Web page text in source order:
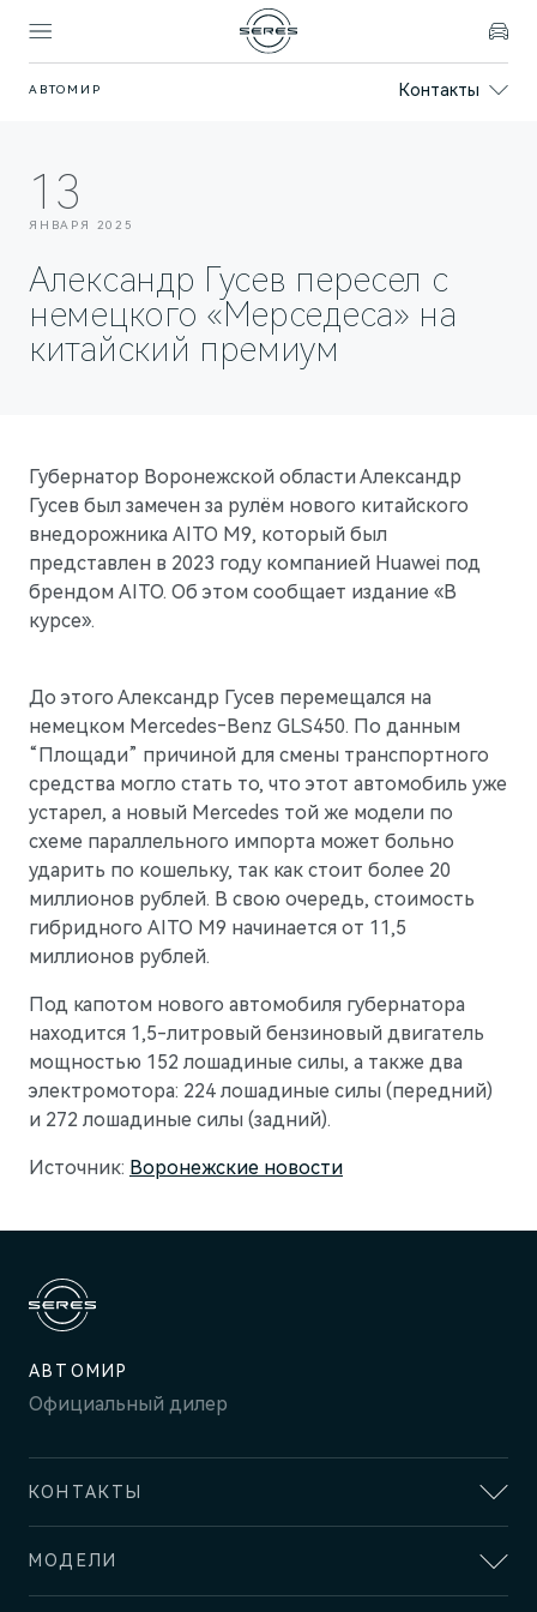
SERES
M5 Стильный спортивный кроссовер
M7Представительский кроссовер
от 6 090 000 ₽
M5
ВЫБОР И ПОКУПКА
Спецпредложения
Записаться на тест-драйв
ФИНАНСЫ И УСЛУГИ
СЕРВИС
Официальный сервис
Техническое обслуживание
Запасные части
Помощь на дороге
Гарантия
Руководства по эксплуатации
Коллекция
Технические аксессуары
Колеса в сборе
Телематические системы
Системы зарядки
О БРЕНДЕ
AITO SERES
О дилерском центре
Контакты
Новости дилерского центра
Новости компании
СМИ о нас
Блогеры о нас
ПАРТНЕРЫ
МТС
PlayAuto
АВТОМИР Контакты
13
ЯНВАРЯ 2025
Александр Гусев пересел с
немецкого «Мерседеса» на
китайский премиум
Губернатор Воронежской области Александр
Гусев был замечен за рулём нового китайского
внедорожника AITO M9, который был
представлен в 2023 году компанией Huawei под
брендом AITO. Об этом сообщает издание «В
курсе».
До этого Александр Гусев перемещался на
немецком Mercedes‑Benz GLS450. По данным
“Площади” причиной для смены транспортного
средства могло стать то, что этот автомобиль уже
устарел, а новый Mercedes той же модели по
схеме параллельного импорта может больно
ударить по кошельку, так как стоит более 20
миллионов рублей. В свою очередь, стоимость
гибридного AITO M9 начинается от 11,5
миллионов рублей.
Под капотом нового автомобиля губернатора
находится 1,5-литровый бензиновый двигатель
мощностью 152 лошадиные силы, а также два
электромотора: 224 лошадиные силы (передний)
и 272 лошадиные силы (задний).
Источник: Воронежские новости
АВТОМИР
Официальный дилер
КОНТАКТЫ
Автомир Озерная
Москва, ул. Озерная, дом 44 А
МОДЕЛИ